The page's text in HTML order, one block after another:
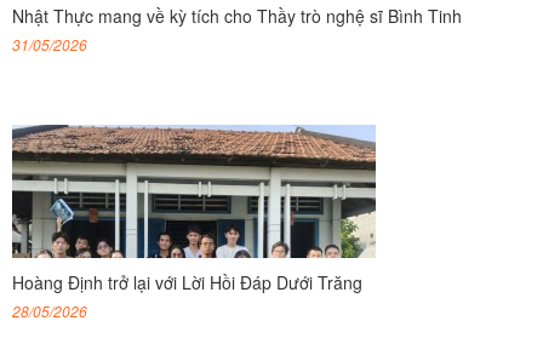
Nhật Thực mang về kỳ tích cho Thầy trò nghệ sĩ Bình Tinh
31/05/2026
Hoàng Định trở lại với Lời Hồi Đáp Dưới Trăng
28/05/2026